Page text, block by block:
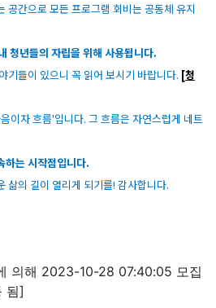
공간으로 모든 프로그램 회비는 공동체 유지
청년들의 자립을 위해 사용됩니다.
기들이 있으니 꼭 읽어 보시기 바랍니다. [청
이자 흐름'입니다. 그 흐름은 자연스럽게 네트
하는 시작점입니다.
삶의 길이 열리게 되기를! 감사합니다.
의해 2023-10-28 07:40:05 모집
됨]